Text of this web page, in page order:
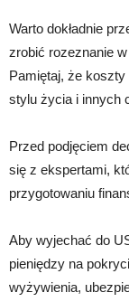
Warto dokładnie
zrobić rozeznanie
Pamiętaj, że
stylu życia i innych
Przed podjęciem
się z ekspertami,
przygotowaniu
Aby wyjechać do
pieniędzy na
wyżywienia,